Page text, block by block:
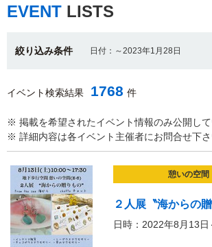
EVENT LISTS
絞り込み条件 日付：～2023年1月28日
イベント検索結果 1768 件
※ 掲載を希望されたイベント情報のみ公開して
※ 詳細内容は各イベント主催者にお問合せ下さ
憩いの空間
２人展〝海からの
日時：2022年8月13